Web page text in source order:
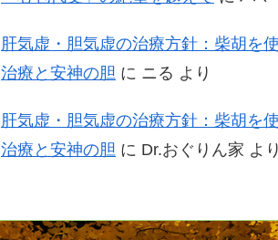
肝気虚・胆気虚の治療方針：柴胡を
治療と安神の胆 に ニる より
肝気虚・胆気虚の治療方針：柴胡を
治療と安神の胆 に Dr.おぐりん家 より